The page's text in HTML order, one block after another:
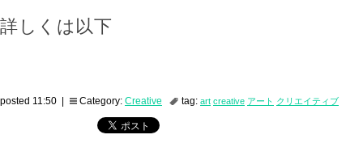
詳しくは以下
posted 11:50 | Category: Creative tag: art creative アート クリエイティブ